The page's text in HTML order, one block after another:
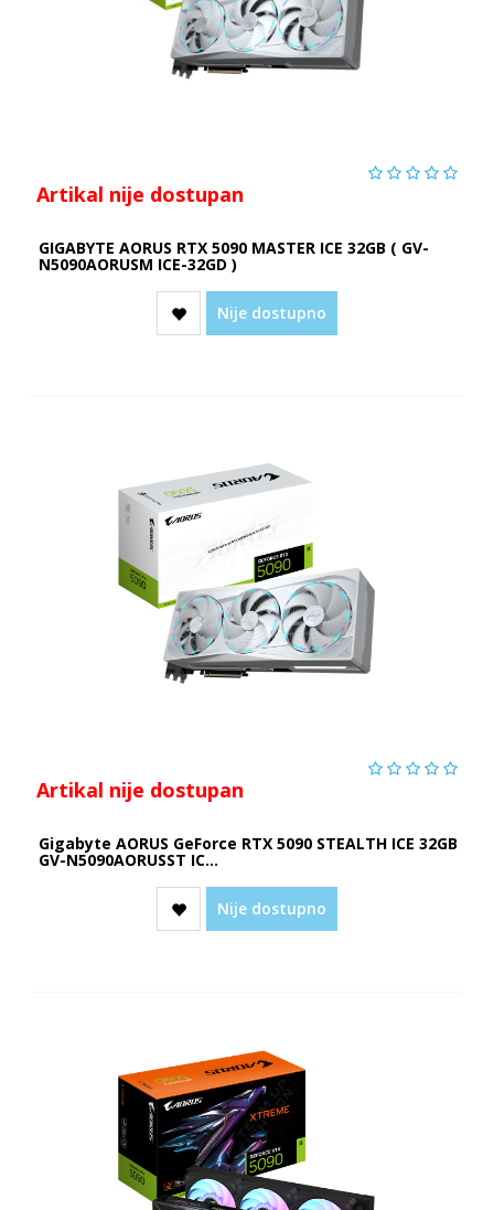
Artikal nije dostupan
GIGABYTE AORUS RTX 5090 MASTER ICE 32GB ( GV-
N5090AORUSM ICE-32GD )
Nije dostupno
Artikal nije dostupan
Gigabyte AORUS GeForce RTX 5090 STEALTH ICE 32GB
GV-N5090AORUSST IC...
Nije dostupno